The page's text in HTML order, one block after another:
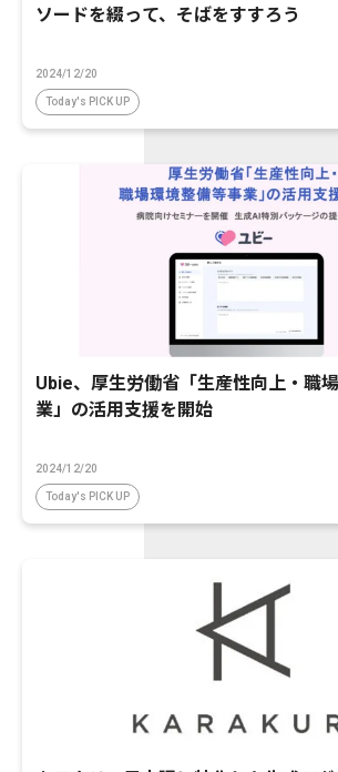
ソードを綴って、そばをすすろう
2024/12/20
Today's PICK UP
Ubie、厚生労働省「生産性向上・職
業」の活用支援を開始
2024/12/20
Today's PICK UP